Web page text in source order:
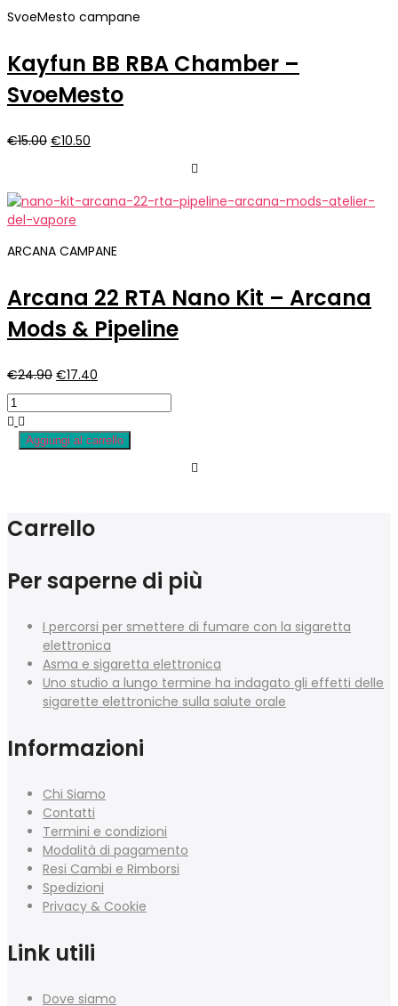
SvoeMesto campane
Kayfun BB RBA Chamber –
SvoeMesto
€15.00 Il
era:
€15.00.
€10.50
è:
ARCANA CAMPANE
Arcana 22 RTA Nano Kit – Arcana
Mods & Pipeline
€24.90 Il
prezzo
originale
era:
€24.90.
€17.40
prezzo
attuale
è:
€17.40.
Aggiungi al carrello
Carrello
Per saperne di più
I percorsi per smettere di fumare con la sigaretta
elettronica
Asma e sigaretta elettronica
Uno studio a lungo termine ha indagato gli effetti delle
sigarette elettroniche sulla salute orale
Informazioni
Chi Siamo
Contatti
Termini e condizioni
Modalità di pagamento
Resi Cambi e Rimborsi
Spedizioni
Privacy & Cookie
Link utili
Dove siamo